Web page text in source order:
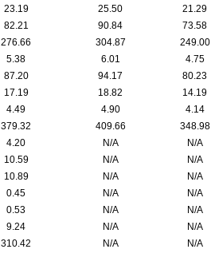
23.19 25.50 21.29
82.21 90.84 73.58
276.66 304.87 249.00
5.38 6.01 4.75
87.20 94.17 80.23
17.19 18.82 14.19
4.49 4.90 4.14
379.32 409.66 348.98
4.20 N/A N/A
10.59 N/A N/A
10.89 N/A N/A
0.45 N/A N/A
0.53 N/A N/A
9.24 N/A N/A
310.42 N/A N/A